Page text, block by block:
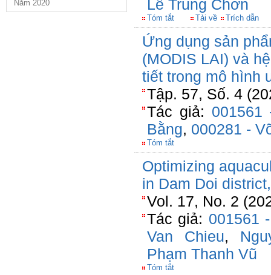
Năm 2020
Lê Trung Chơn
Tóm tắt Tải về Trích dẫn
Ứng dụng sản
(MODIS LAI) và
tiết trong mô hình
Tập. 57, Số. 4
Tác giả: 001561
Bằng, 000281 -
Tóm tắt
Optimizing
in Dam Doi
Vol. 17, No. 2
Tác giả: 001561
Van Chieu,
Phạm Thanh Vũ
Tóm tắt